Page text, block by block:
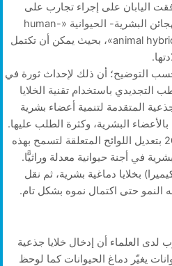
اليابان على إجراء تجارب على
الهجائن البشرية- الحيوانية «human-
animal hybrids»، بحيث يمكن أن تكتمل
التوضيح؛ أن ذلك لإحداث ثورة في
التجديدي باستخدام تقنية الخلايا
المتقدمة لتنمية أعضاء بشرية
البشرية، وكثرة الطلب عليها.
وقد قامت اليابان في مارس 2019 بتعديل اللوائح المتعلقة لتسمح بهذه
في أجنة حيوانية معدلة وراثيًّا.
بخلايا دماغية بشرية، ثم نقل
النمو حتى اكتمال نموه بشكل تام.
لدى العلماء أن إدخال خلايا جذعية
يغيّر دماغ الحيوانات كما لوحظ